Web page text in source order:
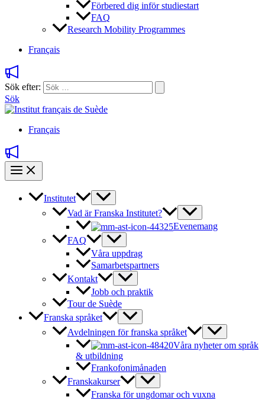
Förbered dig inför studiestart
FAQ
Research Mobility Programmes
Français
Sök efter:
Sök
Français
Institutet
Vad är Franska Institutet?
Evenemang
FAQ
Våra uppdrag
Samarbetspartners
Kontakt
Jobb och praktik
Tour de Suède
Franska språket
Avdelningen för franska språket
Våra nyheter om språk
& utbildning
Frankofonimånaden
Franskakurser
Franska för ungdomar och vuxna